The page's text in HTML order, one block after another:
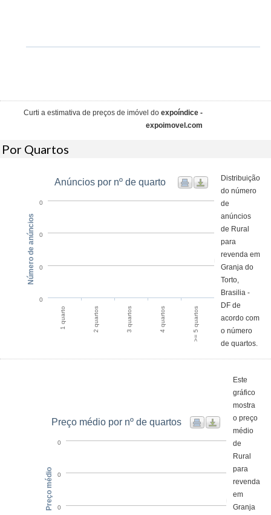
Curti a estimativa de preços de imóvel do expoíndice -
expoimovel.com
Por Quartos
Anúncios por nº de quarto
1 quarto 2 quartos 3 quartos 4 quartos >= 5 quartos
0
0
0
0
Número de anúncios
Distribuição
do número
de
anúncios
de Rural
para
revenda em
Granja do
Torto,
Brasilia -
DF de
acordo com
o número
de quartos.
Preço médio por nº de quartos
0
0
0
Preço médio
Este
gráfico
mostra
o preço
médio
de
Rural
para
revenda
em
Granja